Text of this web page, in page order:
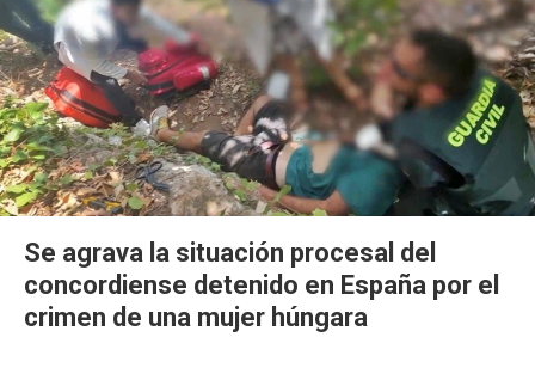
Se agrava la situación procesal del
concordiense detenido en España por el
crimen de una mujer húngara